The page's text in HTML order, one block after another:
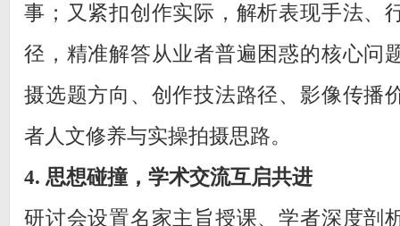
事；又紧扣创作实际，解析表现手法、
径，精准解答从业者普遍困惑的核心问
摄选题方向、创作技法路径、影像传播
者人文修养与实操拍摄思路。
4. 思想碰撞，学术交流互启共进
研讨会设置名家主旨授课、学者深度剖